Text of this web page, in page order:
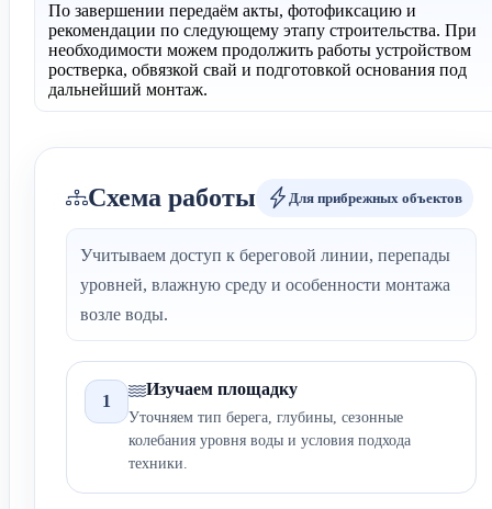
По завершении передаём акты, фотофиксацию и
рекомендации по следующему этапу строительства. При
необходимости можем продолжить работы устройством
ростверка, обвязкой свай и подготовкой основания под
дальнейший монтаж.
Схема работы Для прибрежных объектов
Учитываем доступ к береговой линии, перепады
уровней, влажную среду и особенности монтажа
возле воды.
1
Изучаем площадку
Уточняем тип берега, глубины, сезонные
колебания уровня воды и условия подхода
техники.